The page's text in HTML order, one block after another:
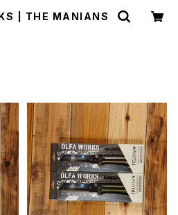
| THE MANIANS